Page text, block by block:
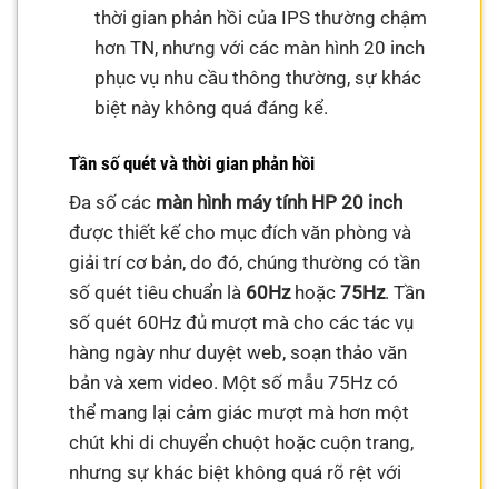
thời gian phản hồi của IPS thường chậm
hơn TN, nhưng với các màn hình 20 inch
phục vụ nhu cầu thông thường, sự khác
biệt này không quá đáng kể.
Tần số quét và thời gian phản hồi
Đa số các màn hình máy tính HP 20 inch
được thiết kế cho mục đích văn phòng và
giải trí cơ bản, do đó, chúng thường có tần
số quét tiêu chuẩn là 60Hzhoặc75Hz. Tần
số quét 60Hz đủ mượt mà cho các tác vụ
hàng ngày như duyệt web, soạn thảo văn
bản và xem video. Một số mẫu 75Hz có
thể mang lại cảm giác mượt mà hơn một
chút khi di chuyển chuột hoặc cuộn trang,
nhưng sự khác biệt không quá rõ rệt với